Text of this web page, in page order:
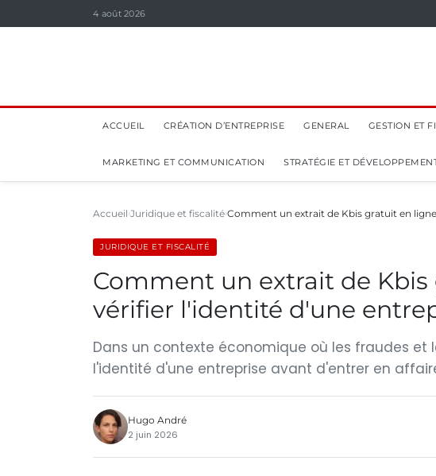
4 août 2026
ACCUEIL CRÉATION D’ENTREPRISE GENERAL GESTION ET
MARKETING ET COMMUNICATION STRATÉGIE ET
Accueil Juridique et fiscalité Comment un extrait de Kbis gratuit en
JURIDIQUE ET FISCALITÉ
Comment un extrait de
vérifier l'identité d'une
Dans un contexte économique où les fraudes et
l'identité d'une entreprise avant d'entrer en
Hugo André
2 juin 2026